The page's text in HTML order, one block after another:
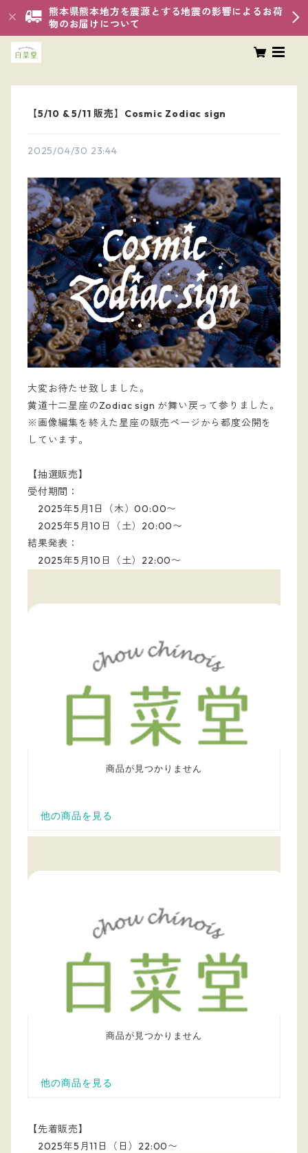
熊本県熊本地方を震源とする地震の影響によるお荷
物のお届けについて
【5/10 & 5/11 販売】Cosmic Zodiac sign
2025/04/30 23:44
大変お待たせ致しました。
黄道十二星座のZodiac sign が舞い戻って参りました。
※画像編集を終えた星座の販売ページから都度公開を
しています。
【抽選販売】
受付期間：
2025年5月1日（木）00:00〜
2025年5月10日（土）20:00〜
結果発表：
2025年5月10日（土）22:00〜
【先着販売】
2025年5月11日（日）22:00〜